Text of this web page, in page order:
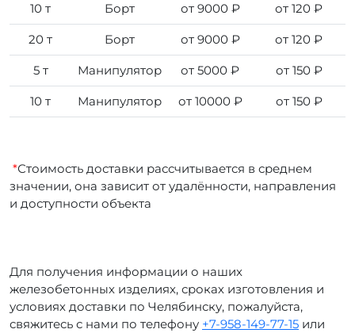
10 т Борт от 9000 ₽ от 120 ₽
20 т Борт от 9000 ₽ от 120 ₽
5 т Манипулятор от 5000 ₽ от 150 ₽
10 т Манипулятор от 10000 ₽ от 150 ₽
*Стоимость доставки рассчитывается в среднем
значении, она зависит от удалённости, направления
и доступности объекта
Для получения информации о наших
железобетонных изделиях, сроках изготовления и
условиях доставки по Челябинску, пожалуйста,
свяжитесь с нами по телефону +7-958-149-77-15 или